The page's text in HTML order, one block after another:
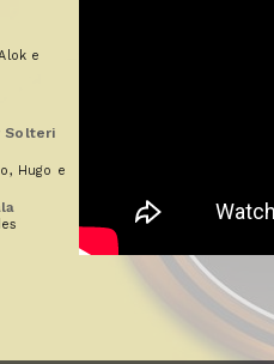
e
Solteri
Hugo e